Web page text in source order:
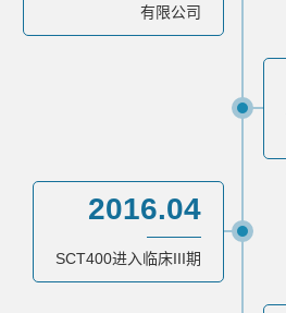
有限公司
2016.04
SCT400进入临床III期